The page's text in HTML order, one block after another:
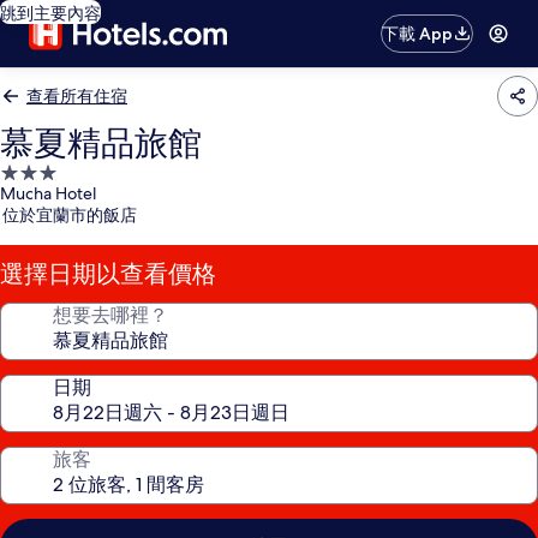
跳到主要內容
下載 App
查看所有住宿
慕夏精品旅館
3.0
星
級
住
宿
Mucha Hotel
位於宜蘭市的飯店
選擇日期以查看價格
想要去哪裡？
日期
旅客